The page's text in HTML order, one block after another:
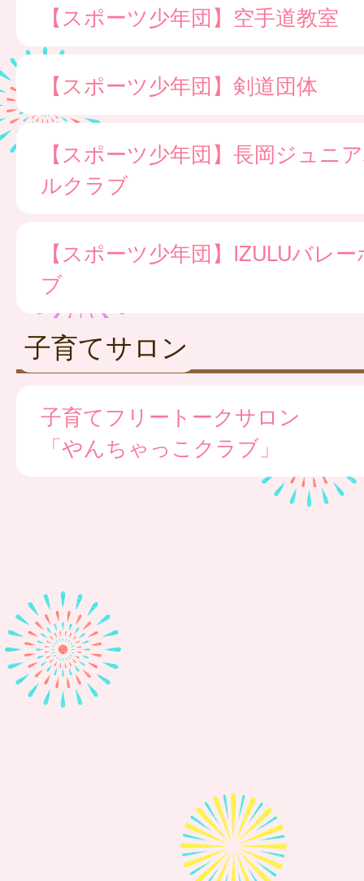
【スポーツ少年団】空手道教室
【スポーツ少年団】剣道団体
【スポーツ少年団】長岡ジュニ
ルクラブ
【スポーツ少年団】IZULUバレ
ブ
子育てサロン
子育てフリートークサロン
「やんちゃっこクラブ」